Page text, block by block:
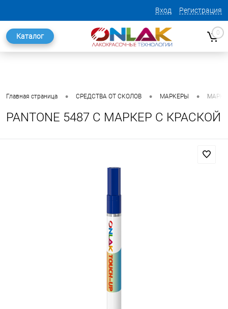
Вход Регистрация
Каталог 0
Главная страница • СРЕДСТВА ОТ СКОЛОВ • МАРКЕРЫ •
PANTONE 5487 C МАРКЕР С КРАСКОЙ